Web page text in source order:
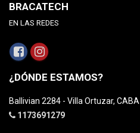
BRACATECH
EN LAS REDES
¿DÓNDE ESTAMOS?
Ballivian 2284 - Villa Ortuzar, CABA
1173691279